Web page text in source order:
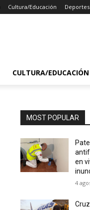
Cultura/Educación Deportes
CULTURA/EDUCACIÓN
MOST POPULAR
en
4